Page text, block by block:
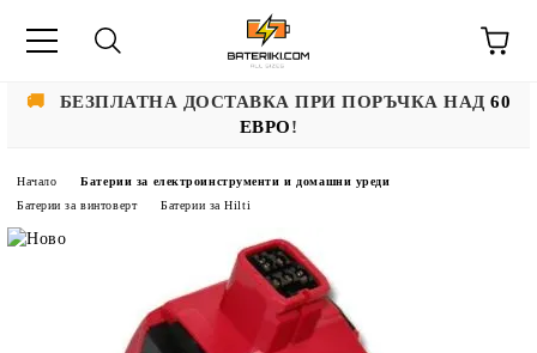
🚚 БЕЗПЛАТНА ДОСТАВКА ПРИ ПОРЪЧКА НАД60
ЕВРО!
Начало
Батерии за електроинструменти и домашни уреди
Батерии за винтоверт
Батерии за Hilti